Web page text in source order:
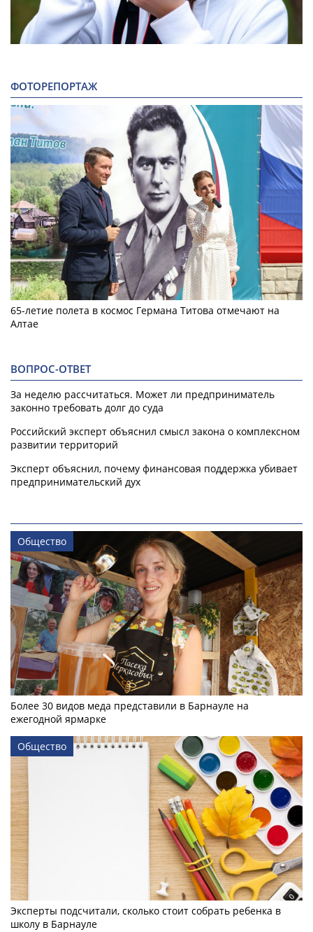
ФОТОРЕПОРТАЖ
65-летие полета в космос Германа Титова отмечают на
Алтае
ВОПРОС-ОТВЕТ
За неделю рассчитаться. Может ли предприниматель
законно требовать долг до суда
Российский эксперт объяснил смысл закона о комплексном
развитии территорий
Эксперт объяснил, почему финансовая поддержка убивает
предпринимательский дух
Общество
Более 30 видов меда представили в Барнауле на
ежегодной ярмарке
Общество
Эксперты подсчитали, сколько стоит собрать ребенка в
школу в Барнауле